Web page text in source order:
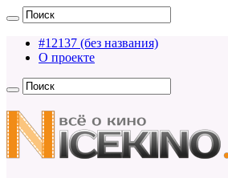
#12137 (без названия)
О проекте